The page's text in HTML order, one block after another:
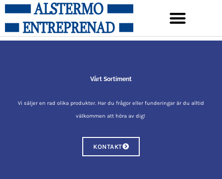
Vårt Sortiment
Vi säljer en rad olika produkter. Har du frågor eller funderingar är du alltid
välkommen att höra av dig!
KONTAKT